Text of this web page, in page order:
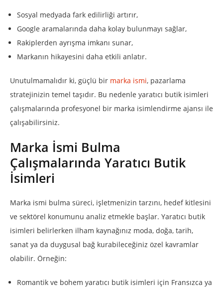
Sosyal medyada fark edilirliği artırır,
Google aramalarında daha kolay bulunmayı sağlar,
Rakiplerden ayrışma imkanı sunar,
Markanın hikayesini daha etkili anlatır.
Unutulmamalıdır ki, güçlü bir marka ismi, pazarlama
stratejinizin temel taşıdır. Bu nedenle yaratıcı butik isimleri
çalışmalarında profesyonel bir marka isimlendirme ajansı ile
çalışabilirsiniz.
Marka İsmi Bulma
Çalışmalarında Yaratıcı Butik
İsimleri
Marka ismi bulma süreci, işletmenizin tarzını, hedef kitlesini
ve sektörel konumunu analiz etmekle başlar. Yaratıcı butik
isimleri belirlerken ilham kaynağınız moda, doğa, tarih,
sanat ya da duygusal bağ kurabileceğiniz özel kavramlar
olabilir. Örneğin:
Romantik ve bohem yaratıcı butik isimleri için Fransızca ya